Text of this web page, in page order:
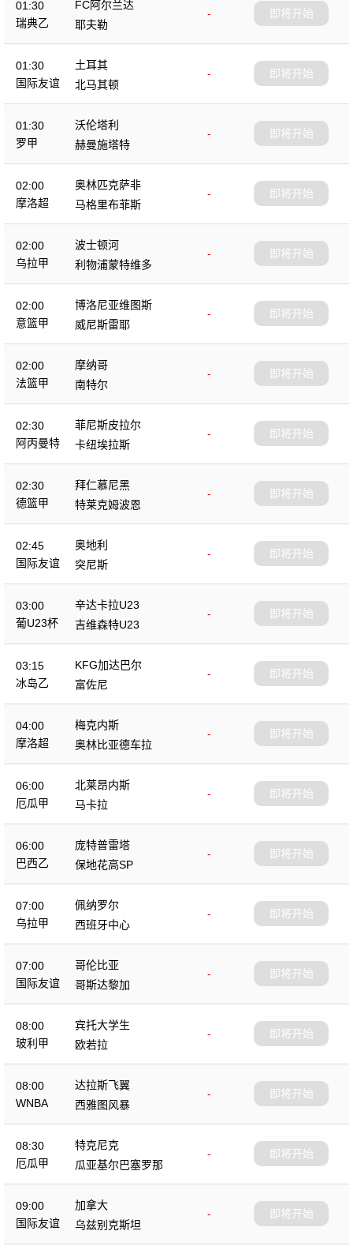
01:30
瑞典乙
FC阿尔兰达
-
耶夫勒
即将开始
01:30
国际友谊
土耳其
-
北马其顿
即将开始
01:30
罗甲
沃伦塔利
-
赫曼施塔特
即将开始
02:00
摩洛超
奥林匹克萨非
-
马格里布菲斯
即将开始
02:00
乌拉甲
波士顿河
-
利物浦蒙特维多
即将开始
02:00
意篮甲
博洛尼亚维图斯
-
威尼斯雷耶
即将开始
02:00
法篮甲
摩纳哥
-
南特尔
即将开始
02:30
阿丙曼特
菲尼斯皮拉尔
-
卡纽埃拉斯
即将开始
02:30
德篮甲
拜仁慕尼黑
-
特莱克姆波恩
即将开始
02:45
国际友谊
奥地利
-
突尼斯
即将开始
03:00
葡U23杯
辛达卡拉U23
-
吉维森特U23
即将开始
03:15
冰岛乙
KFG加达巴尔
-
富佐尼
即将开始
04:00
摩洛超
梅克内斯
-
奥林比亚德车拉
即将开始
06:00
厄瓜甲
北莱昂内斯
-
马卡拉
即将开始
06:00
巴西乙
庞特普雷塔
-
保地花高SP
即将开始
07:00
乌拉甲
佩纳罗尔
-
西班牙中心
即将开始
07:00
国际友谊
哥伦比亚
-
哥斯达黎加
即将开始
08:00
玻利甲
宾托大学生
-
欧若拉
即将开始
08:00
WNBA
达拉斯飞翼
-
西雅图风暴
即将开始
08:30
厄瓜甲
特克尼克
-
瓜亚基尔巴塞罗那
即将开始
09:00
国际友谊
加拿大
-
乌兹别克斯坦
即将开始